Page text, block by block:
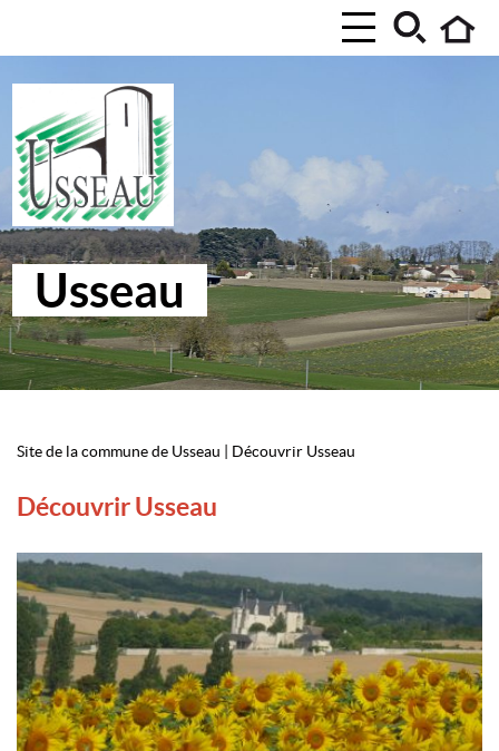
Usseau
Site de la commune de Usseau Découvrir Usseau
Découvrir Usseau